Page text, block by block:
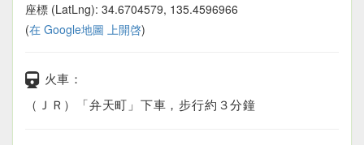
座標 (LatLng): 34.6704579, 135.4596966
(在 Google地圖 上開啓)
火車：
（ＪＲ）「弁天町」下車，步行約３分鐘